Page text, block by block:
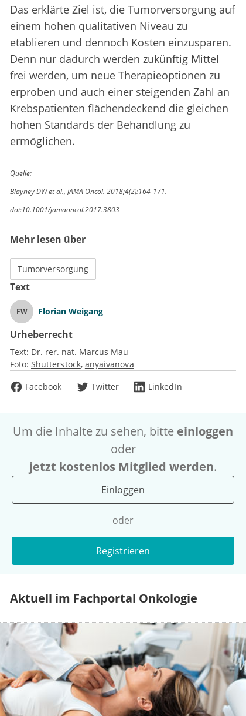
Das erklärte Ziel ist, die Tumorversorgung auf
einem hohen qualitativen Niveau zu
etablieren und dennoch Kosten einzusparen.
Denn nur dadurch werden zukünftig Mittel
frei werden, um neue Therapieoptionen zu
erproben und auch einer steigenden Zahl an
Krebspatienten flächendeckend die gleichen
hohen Standards der Behandlung zu
ermöglichen.
Quelle:
Blayney DW et al., JAMA Oncol. 2018;4(2):164-171.
doi:10.1001/jamaoncol.2017.3803
Mehr lesen über
Tumorversorgung
Text
FW Florian Weigang
Urheberrecht
Text: Dr. rer. nat. Marcus Mau
Foto: Shutterstock anyaivanova
Facebook
Twitter LinkedIn
Um die Inhalte zu sehen, bitte einloggen
oder
jetzt kostenlos Mitglied werden.
Einloggen
oder
Registrieren
Aktuell im Fachportal Onkologie